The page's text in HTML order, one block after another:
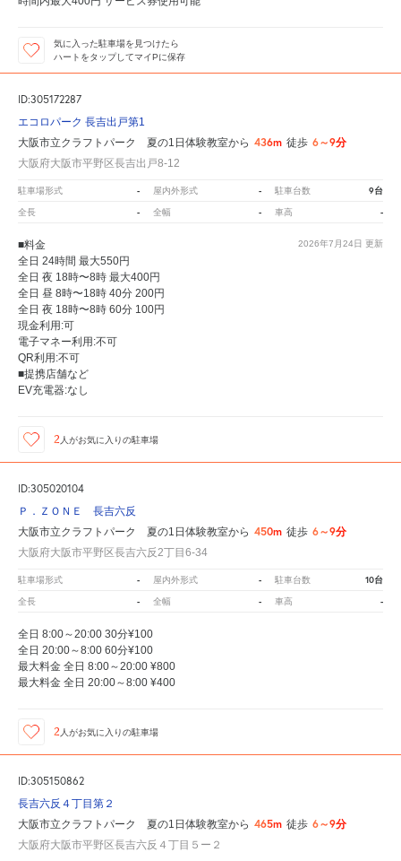
気に入った駐車場を見つけたら
ハートをタップしてマイPに保存
ID:305172287
エコロパーク 長吉出戸第1
大阪市立クラフトパーク 夏の1日体験教室から 436m 徒歩 6～9分
大阪府大阪市平野区長吉出戸8-12
駐車場形式 - 屋内外形式 - 駐車台数 9台
全長 - 全幅 - 車高 -
2026年7月24日 更新
■料金
全日 24時間 最大550円
全日 夜 18時〜8時 最大400円
全日 昼 8時〜18時 40分 200円
全日 夜 18時〜8時 60分 100円
現金利用:可
電子マネー利用:不可
QR利用:不可
■提携店舗など
EV充電器:なし
2 人がお気に入りの駐車場
ID:305020104
Ｐ．ＺＯＮＥ 長吉六反
大阪市立クラフトパーク 夏の1日体験教室から 450m 徒歩 6～9分
大阪府大阪市平野区長吉六反2丁目6-34
駐車場形式 - 屋内外形式 - 駐車台数 10台
全長 - 全幅 - 車高 -
全日 8:00～20:00 30分¥100
全日 20:00～8:00 60分¥100
最大料金 全日 8:00～20:00 ¥800
最大料金 全日 20:00～8:00 ¥400
2 人がお気に入りの駐車場
ID:305150862
長吉六反４丁目第２
大阪市立クラフトパーク 夏の1日体験教室から 465m 徒歩 6～9分
大阪府大阪市平野区長吉六反４丁目５ー２